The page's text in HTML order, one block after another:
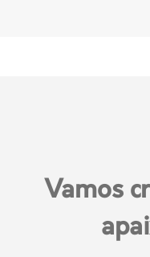
Vamos